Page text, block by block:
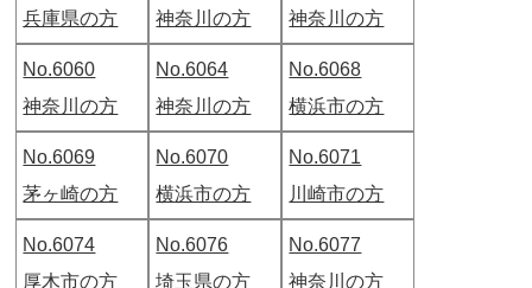
兵庫県の方
神奈川の方
神奈川の方
No.6060
神奈川の方
No.6064
神奈川の方
No.6068
横浜市の方
No.6069
茅ヶ崎の方
No.6070
横浜市の方
No.6071
川崎市の方
No.6074
厚木市の方
No.6076
埼玉県の方
No.6077
神奈川の方